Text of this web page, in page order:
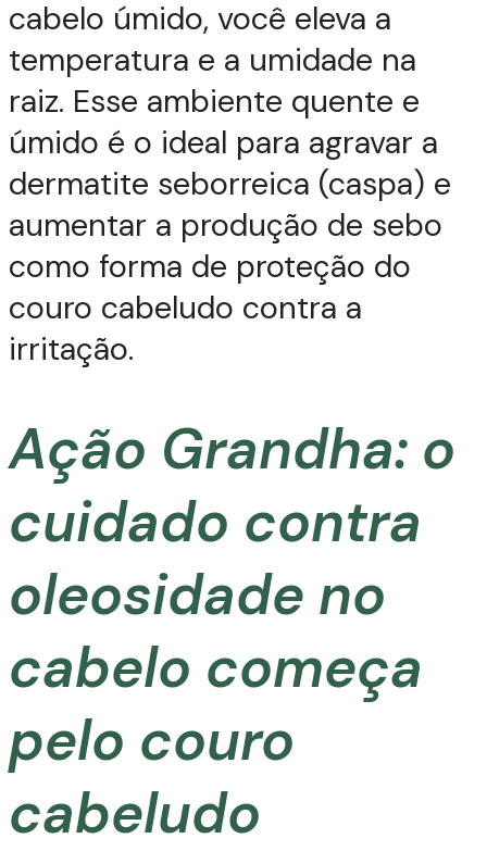
cabelo úmido, você eleva a
temperatura e a umidade na
raiz. Esse ambiente quente e
úmido é o ideal para agravar a
dermatite seborreica (caspa) e
aumentar a produção de sebo
como forma de proteção do
couro cabeludo contra a
irritação.
Ação Grandha: o
cuidado contra
oleosidade no
cabelo começa
pelo couro
cabeludo